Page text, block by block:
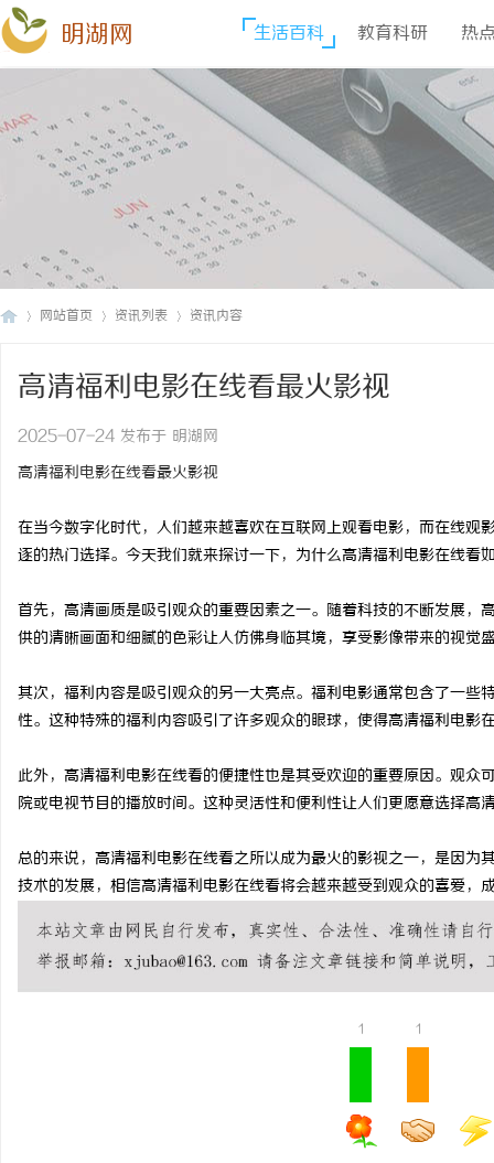
明湖网 生活百科 教育科研 热
网站首页 资讯列表 资讯内容
高清福利电影在线看最火影视
2025-07-24 发布于 明湖网
高清福利电影在线看最火影视
在当今数字化时代，人们越来越喜欢在互联网上观看电影，而在线
逐的热门选择。今天我们就来探讨一下，为什么高清福利电影在线看
首先，高清画质是吸引观众的重要因素之一。随着科技的不断发展
供的清晰画面和细腻的色彩让人仿佛身临其境，享受影像带来的视觉
其次，福利内容是吸引观众的另一大亮点。福利电影通常包含了一
性。这种特殊的福利内容吸引了许多观众的眼球，使得高清福利电影
此外，高清福利电影在线看的便捷性也是其受欢迎的重要原因。观
院或电视节目的播放时间。这种灵活性和便利性让人们更愿意选择高
总的来说，高清福利电影在线看之所以成为最火的影视之一，是因
技术的发展，相信高清福利电影在线看将会越来越受到观众的喜爱，
1 1